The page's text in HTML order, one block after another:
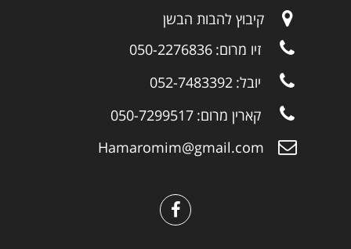
קיבוץ להבות הבשן
זיו מרום: 050-2276836
יובל: 052-7483392
קארין מרום: 050-7299517
Hamaromim@gmail.com